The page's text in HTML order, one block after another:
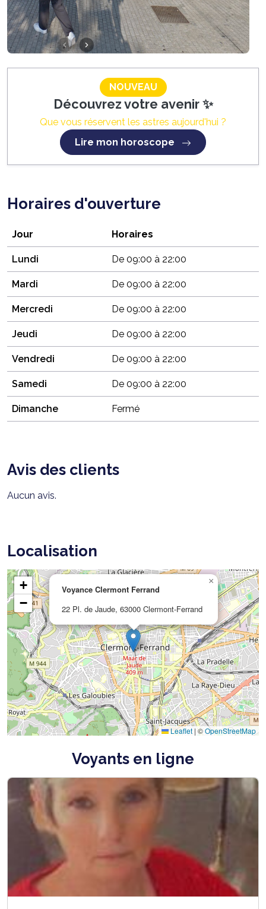
NOUVEAU
Découvrez votre avenir ✨
Que vous réservent les astres aujourd'hui ?
Lire mon horoscope
Horaires d'ouverture
Jour Horaires
Lundi De 09:00 à 22:00
Mardi De 09:00 à 22:00
Mercredi De 09:00 à 22:00
Jeudi De 09:00 à 22:00
Vendredi De 09:00 à 22:00
Samedi De 09:00 à 22:00
Dimanche Fermé
Avis des clients
Aucun avis.
Localisation
Voyance Clermont Ferrand
22 Pl. de Jaude, 63000 Clermont-Ferrand
×
+
−
Leaflet |©OpenStreetMap
Voyants en ligne